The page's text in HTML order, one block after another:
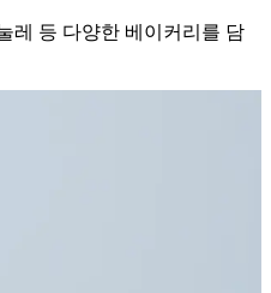
레 등 다양한 베이커리를 담